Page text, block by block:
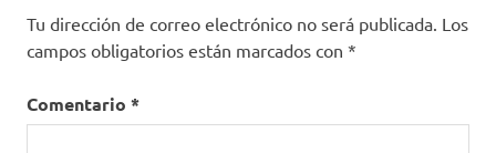
Tu dirección de correo electrónico no será publicada. Los
campos obligatorios están marcados con *
Comentario *